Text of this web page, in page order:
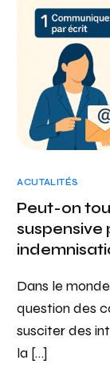
ACUTALITÉS
Peut-on
suspensive
Dans le
question des
susciter des
la […]